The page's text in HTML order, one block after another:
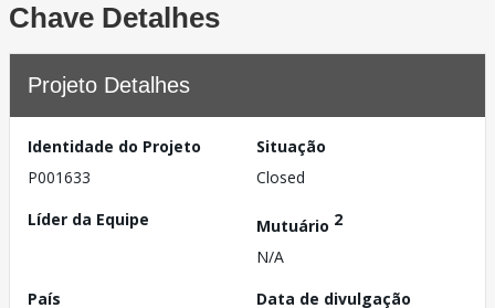
Chave Detalhes
Projeto Detalhes
Identidade do Projeto
P001633
Situação
Closed
Líder da Equipe
Mutuário 2
N/A
País
Data de divulgação